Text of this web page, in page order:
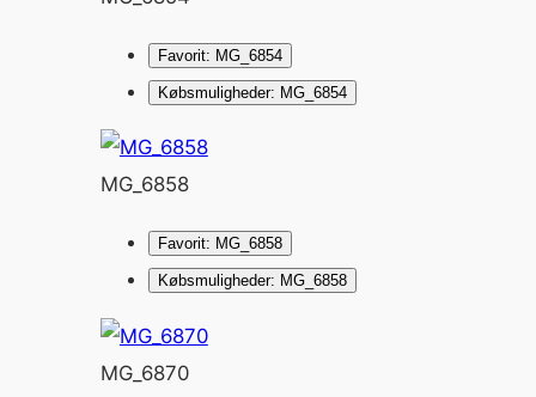
Favorit: MG_6854
Købsmuligheder: MG_6854
MG_6858
Favorit: MG_6858
Købsmuligheder: MG_6858
MG_6870